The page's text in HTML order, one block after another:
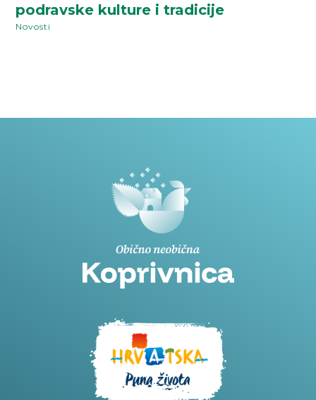
podravske kulture i tradicije
Novosti